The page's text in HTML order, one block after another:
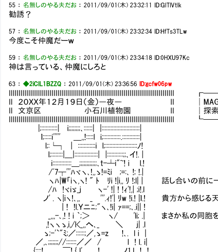
55 ： 名無しのやる夫だお ：2011/09/01(木) 23:32:11 ID:GITlVtIk
勧誘？
57 ： 名無しのやる夫だお ：2011/09/01(木) 23:32:34 ID:HfTs3TLw
今度こそ仲魔だーｗ
59 ： 名無しのやる夫だお ：2011/09/01(木) 23:34:18 ID:0HXU97Kc
神は言っている、仲魔にしろと
63 ：◆2iCIL1BZZQ ：2011/09/01(木) 23:36:56 ID:gcfw06pw
II ２０ＸＸ年１２月１９日（金）―夜― II │MAG
II 文京区 小石川植物園 II │探索：5／7
|;:::::::::::| i;;;;;;;;､::::::| |::::::::::::::::::::::::::|
ｌ;:::::i''''' ＿,,!:::::l i;::::::::::::.::::::::::::|
l;:└┐ | ::::::::::::i l;::::::::::::::::::::::ﾉ!
l;::::::::|＿|::::::::::::::::| |:::::::::::;;､イ!. |
i:::::::::::::＿;;;;;;;;;;;;､t-┴i"~! i l.!
/ﾞ7┬'''ﾊヾヽ､!,,ゝ!=ﾐi ;=:､ !; !.|
ヽﾊ|W「iヽ,ヽ! " ﾄ ﾘi !|i,, ﾘ !;l| | 話し合いの前に一
/ﾊ !ヾiゞ_j ヽ-' !| ! !ｨ'!,| ;i!.l
ノ' . ヽ|iヽ!､,, _ '''.ｨ!'| ﾘw !i.! |ｌ.! 貴方から感じる天使
| ! !l.Ｙニﾆ;"ヽ､!i| ｧ==;､.i|| !
_,,,-､,! ! i ｀;＞ ヽ/ 'li; .| まさか私の同胞を殺
,!ヽヽゝ,i,/l<_,,へ､_ ＼ ｊ| .l
ゝ;-'`"ﾐ;／::::::;／,ゝ=z !､. l i |
／,､;;;;;;;//:::::::／／ / l ! l. i|
. {::::!､＿_ ､￣! { l' !､ ,,ノ1.l ! !